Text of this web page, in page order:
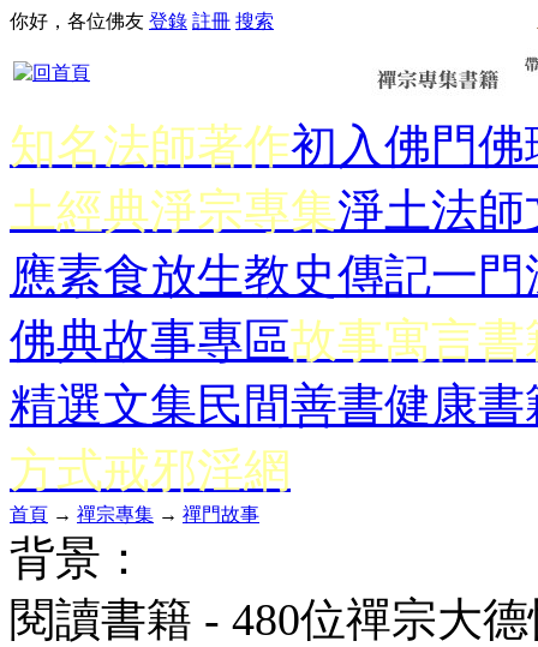
你好，各位佛友 登錄 註冊 搜索
知名法師著作初入佛門佛
土經典淨宗專集淨土法師
應素食放生教史傳記一門
佛典故事專區故事寓言書
精選文集民間善書健康書
方式戒邪淫網
首頁 → 禪宗專集 → 禪門故事
背景：
閱讀書籍 - 480位禪宗大